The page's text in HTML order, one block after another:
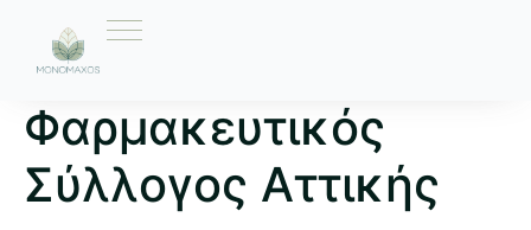
Ετικέτα:
Φαρμακευτικός
Σύλλογος Αττικής